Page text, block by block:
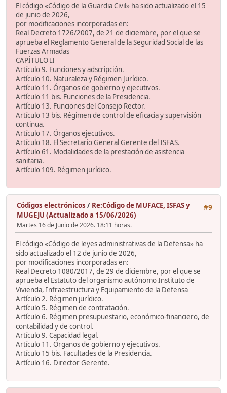
El código «Código de la Guardia Civil» ha sido actualizado el 15
de junio de 2026,
por modificaciones incorporadas en:
Real Decreto 1726/2007, de 21 de diciembre, por el que se
aprueba el Reglamento General de la Seguridad Social de las
Fuerzas Armadas
CAPÍTULO II
Artículo 9. Funciones y adscripción.
Artículo 10. Naturaleza y Régimen Jurídico.
Artículo 11. Órganos de gobierno y ejecutivos.
Artículo 11 bis. Funciones de la Presidencia.
Artículo 13. Funciones del Consejo Rector.
Artículo 13 bis. Régimen de control de eficacia y supervisión
continua.
Artículo 17. Órganos ejecutivos.
Artículo 18. El Secretario General Gerente del ISFAS.
Artículo 61. Modalidades de la prestación de asistencia
sanitaria.
Artículo 109. Régimen jurídico.
#9
Códigos electrónicos / Re:Código de MUFACE, ISFAS y
MUGEJU (Actualizado a 15/06/2026)
Martes 16 de Junio de 2026. 18:11 horas.
El código «Código de leyes administrativas de la Defensa» ha
sido actualizado el 12 de junio de 2026,
por modificaciones incorporadas en:
Real Decreto 1080/2017, de 29 de diciembre, por el que se
aprueba el Estatuto del organismo autónomo Instituto de
Vivienda, Infraestructura y Equipamiento de la Defensa
Artículo 2. Régimen jurídico.
Artículo 5. Régimen de contratación.
Artículo 6. Régimen presupuestario, económico-financiero, de
contabilidad y de control.
Artículo 9. Capacidad legal.
Artículo 11. Órganos de gobierno y ejecutivos.
Artículo 15 bis. Facultades de la Presidencia.
Artículo 16. Director Gerente.